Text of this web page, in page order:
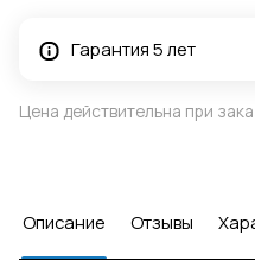
Гарантия 5 лет
Цена действительна при
Описание Отзывы